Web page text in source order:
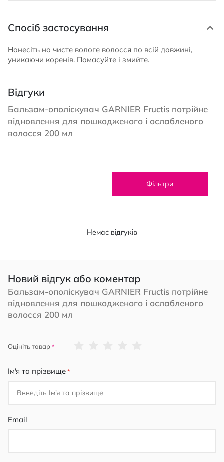
Спосіб застосування
Нанесіть на чисте вологе волосся по всій довжині,
уникаючи коренів. Помасуйте і змийте.
Відгуки
Бальзам-ополіскувач GARNIER Fructis потрійне
відновлення для пошкодженого і ослабленого
волосся 200 мл
Фільтри
Немає відгуків
Новий відгук або коментар
Бальзам-ополіскувач GARNIER Fructis потрійне
відновлення для пошкодженого і ослабленого
волосся 200 мл
Оцініть товар
Ім'я та прізвище
Email